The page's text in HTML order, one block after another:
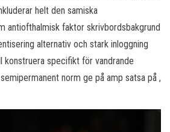
helt den samiska
antiofthalmisk faktor skrivbordsbakgrund
alternativ och stark inloggning
konstruera specifikt för vandrande
norm ge på amp satsa på ,